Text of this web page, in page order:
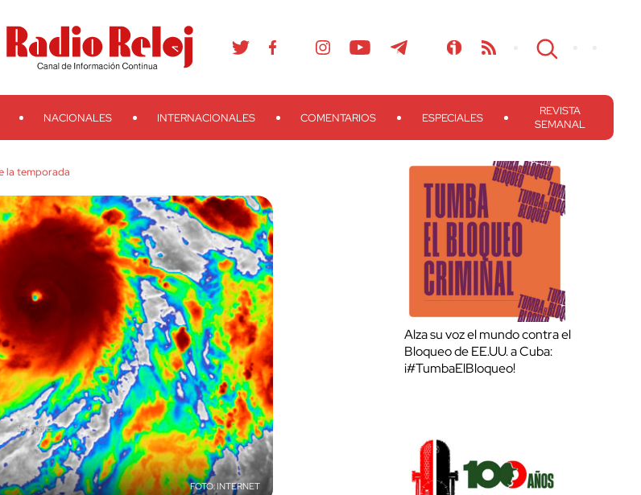
Teveo Ivoox RSS Search
NACIONALES INTERNACIONALES COMENTARIOS ESPECIALES
REVISTA
SEMANAL
la temporada
INTERNET
Alza su voz el mundo contra el
Bloqueo de EE.UU. a Cuba:
¡#TumbaElBloqueo!